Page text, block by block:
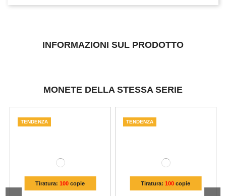
INFORMAZIONI SUL PRODOTTO
MONETE DELLA STESSA SERIE
Tiratura:100 copie
TENDENZA
Tiratura:100 copie
TENDENZA